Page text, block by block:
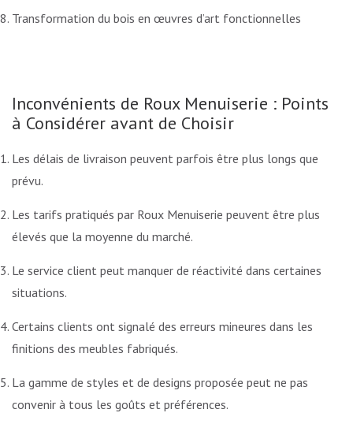
Transformation du bois en œuvres d’art fonctionnelles
Inconvénients de Roux Menuiserie : Points
à Considérer avant de Choisir
Les délais de livraison peuvent parfois être plus longs que
prévu.
Les tarifs pratiqués par Roux Menuiserie peuvent être plus
élevés que la moyenne du marché.
Le service client peut manquer de réactivité dans certaines
situations.
Certains clients ont signalé des erreurs mineures dans les
finitions des meubles fabriqués.
La gamme de styles et de designs proposée peut ne pas
convenir à tous les goûts et préférences.